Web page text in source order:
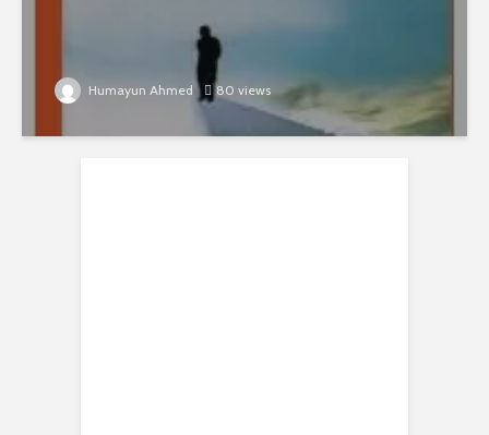
Humayun Ahmed 80 views